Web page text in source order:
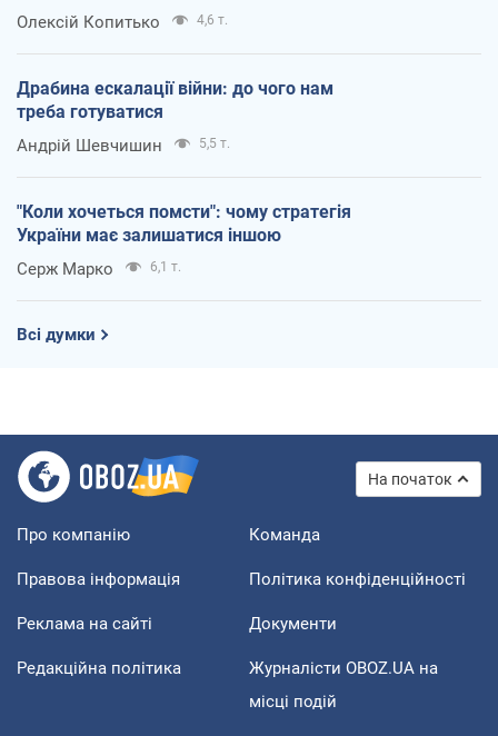
Олексій Копитько 4,6 т.
Драбина ескалації війни: до чого нам
треба готуватися
Андрій Шевчишин 5,5 т.
"Коли хочеться помсти": чому стратегія
України має залишатися іншою
Серж Марко 6,1 т.
Всі думки
На початок
Про компанію Команда
Правова інформація Політика конфіденційності
Реклама на сайті Документи
Редакційна політика
Журналісти OBOZ.UA на
місці подій